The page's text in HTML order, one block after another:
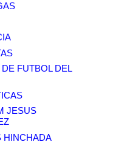
FUTBOL DEL
JESUS
HINCHADA